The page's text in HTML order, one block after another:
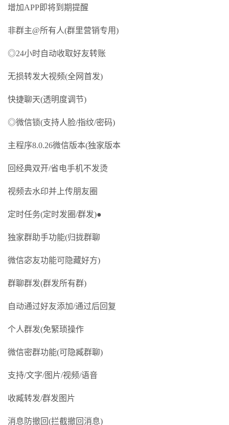
增加APP即将到期提醒
非群主@所有人(群里营销专用)
◎24小时自动收取好友转账
无损转发大视频(全网首发)
快捷聊天(透明度调节)
◎微信锁(支持人脸/指纹/密码)
主程序8.0.26微信版本(独家版本
回经典双开/省电手机不发烫
视频去水印并上传朋友圈
定时任务(定时发圈/群发)●
独家群助手功能(归拢群聊
微信宓友功能可隐藏好方)
群聊群发(群发所有群)
自动通过好友添加/通过后回复
个人群发(免緊琐操作
微信密群功能(可隐臧群聊)
支持/文字/图片/视频/语音
收臧转发/群发图片
消息防撤回(拦截撤回消息)